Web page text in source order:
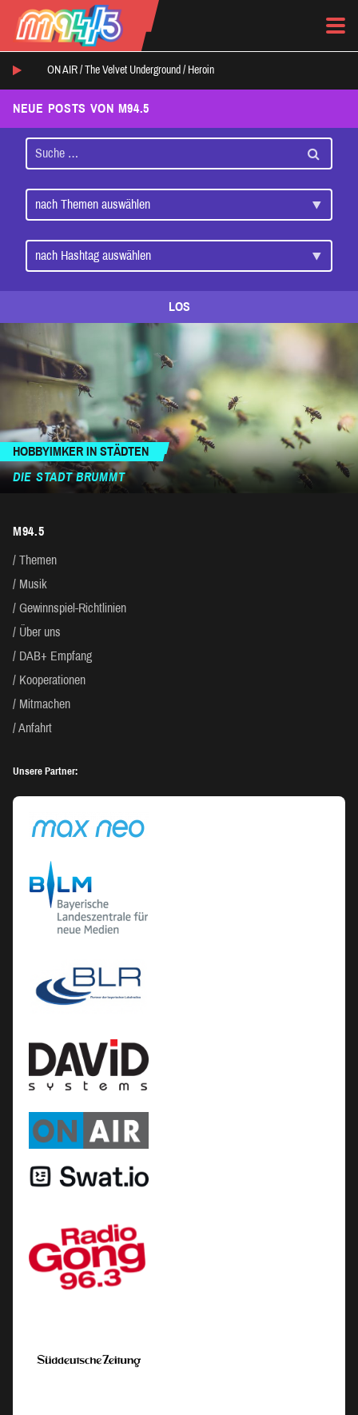
ON AIR / The Velvet Underground / Heroin
NEUE POSTS VON M94.5
LOS
HOBBYIMKER IN STÄDTEN
DIE STADT BRUMMT
M94.5
Themen
Musik
Gewinnspiel-Richtlinien
Über uns
DAB+ Empfang
Kooperationen
Mitmachen
Anfahrt
Unsere Partner: